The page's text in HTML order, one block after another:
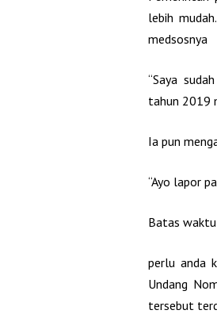
lebih
medsosnya
“Saya
tahun 2019
Ia pun
“Ayo lapor
Batas
perlu anda
Undang
tersebut